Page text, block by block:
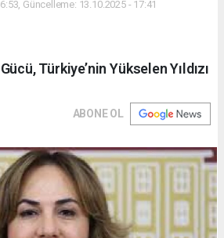
Güncelleme: 13.10.2025 - 17:41
Türkiye’nin Yükselen Yıldızı
ABONE OL